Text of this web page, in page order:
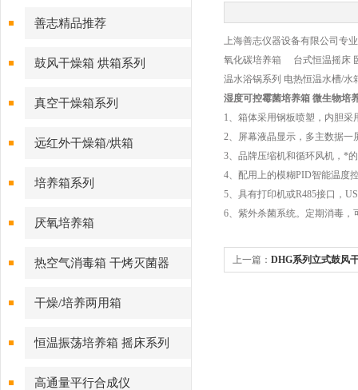
善志精品推荐
鼓风干燥箱 烘箱系列
真空干燥箱系列
远红外干燥箱/烘箱
培养箱系列
厌氧培养箱
热空气消毒箱 干烤灭菌器
干燥/培养两用箱
恒温振荡培养箱 摇床系列
高通量平行合成仪
上海善志仪器设备有限公司专
氧化碳培养箱 台式恒温摇床
温水浴锅系列 电热恒温水槽/水
湿度可控霉菌培养箱 微生物培
1、箱体采用钢板喷塑，内胆
2、屏幕液晶显示，多主数据
3、品牌压缩机和循环风机，*
4、配用上的模糊PID智能温度
5、具有打印机或R485接口，
6、紫外杀菌系统。定期消毒
上一篇： DHG系列立式鼓风